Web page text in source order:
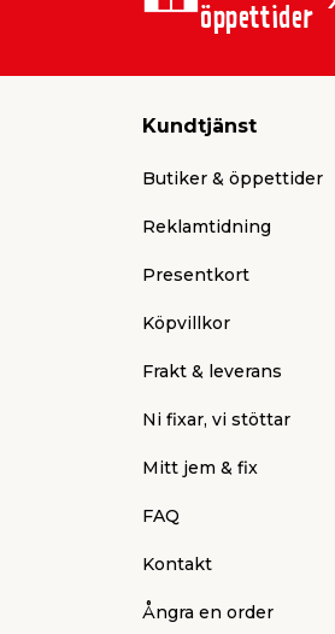
öppettider
Kundtjänst
Butiker & öppettider
Reklamtidning
Presentkort
Köpvillkor
Frakt & leverans
Ni fixar, vi stöttar
Mitt jem & fix
FAQ
Kontakt
Ångra en order